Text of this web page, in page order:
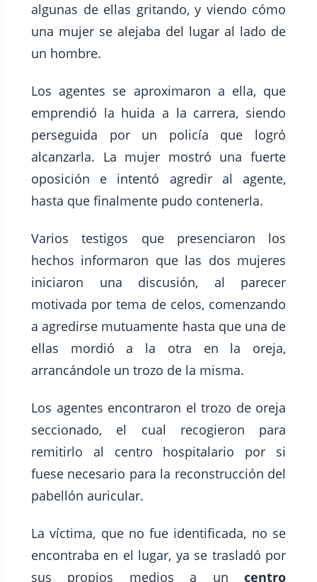
algunas de ellas gritando, y viendo cómo
una mujer se alejaba del lugar al lado de
un hombre.
Los agentes se aproximaron a ella, que
emprendió la huida a la carrera, siendo
perseguida por un policía que logró
alcanzarla. La mujer mostró una fuerte
oposición e intentó agredir al agente,
hasta que finalmente pudo contenerla.
Varios testigos que presenciaron los
hechos informaron que las dos mujeres
iniciaron una discusión, al parecer
motivada por tema de celos, comenzando
a agredirse mutuamente hasta que una de
ellas mordió a la otra en la oreja,
arrancándole un trozo de la misma.
Los agentes encontraron el trozo de oreja
seccionado, el cual recogieron para
remitirlo al centro hospitalario por si
fuese necesario para la reconstrucción del
pabellón auricular.
La víctima, que no fue identificada, no se
encontraba en el lugar, ya se trasladó por
sus propios medios a un centro